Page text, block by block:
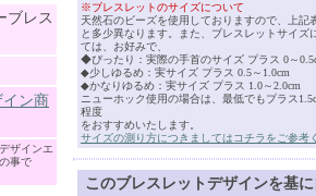
ブレス
ン商
ザインエ
事で
※ブレスレットのサイズについて
天然石のビーズを使用しておりますので、上記
と多少異なります。また、ブレスレットサイズ
ては、お好みで、
◆ぴったり：実際の手首のサイズ プラス 0～
◆少しゆるめ：実サイズ プラス 0.5～1.0cm
◆かなりゆるめ：実サイズ プラス 1.0～2.0cm
ニューホック使用の場合は、最低でもプラス
程度
をおすすめいたします。
サイズの測り方につきましてはコチラをご参考
このブレスレットデザインを基